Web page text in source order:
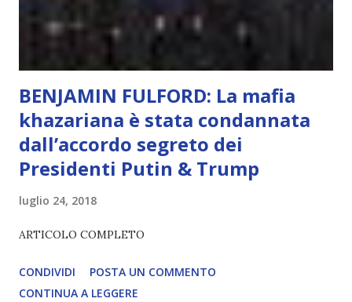
2035), emergeranno situazioni che renderanno la differenza
lampante: L’IA sarà in gr...
BENJAMIN FULFORD: La mafia
khazariana è stata condannata
dall’accordo segreto dei
Presidenti Putin & Trump
luglio 24, 2018
ARTICOLO COMPLETO
CONDIVIDI
POSTA UN COMMENTO
CONTINUA A LEGGERE